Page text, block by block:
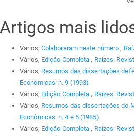
Artigos mais
Varios, Colaboraram neste número,
Vários, Edição Completa, Raízes:
Vários, Resumos das dissertações
Econômicas: n. 9 (1993)
Vários, Edição Completa, Raízes:
Vários, Resumos das dissertações do
Econômicas: n. 4 e 5 (1985)
Vários, Edição Completa, Raízes: